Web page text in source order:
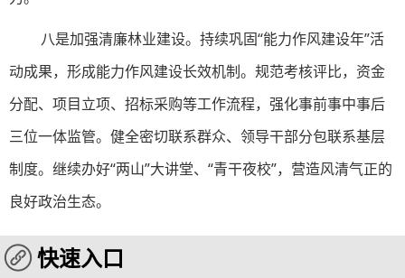
八是加强清廉林业建设。持续巩固“能力作风建设年”活
动成果，形成能力作风建设长效机制。规范考核评比，资金
分配、项目立项、招标采购等工作流程，强化事前事中事后
三位一体监管。健全密切联系群众、领导干部分包联系基层
制度。继续办好“两山”大讲堂、“青干夜校”，营造风清气正的
良好政治生态。
快速入口